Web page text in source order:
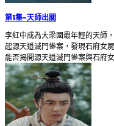
第1集-天師出關
李紅中成為大梁國最年輕的天師
起源天道滅門慘案，發現石府女
能否揭開源天道滅門慘案與石府